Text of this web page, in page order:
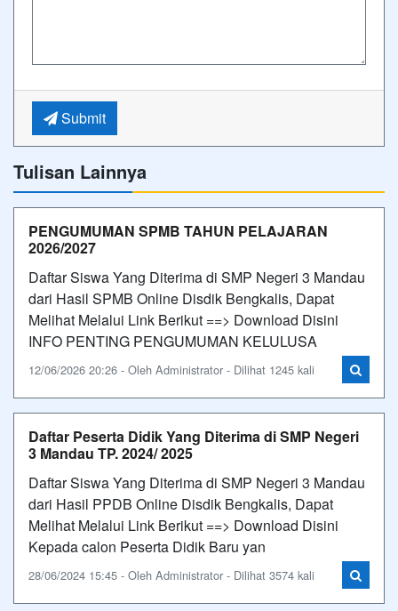
Submit
Tulisan Lainnya
PENGUMUMAN SPMB TAHUN PELAJARAN
2026/2027
Daftar Siswa Yang Diterima di SMP Negeri 3 Mandau
dari Hasil SPMB Online Disdik Bengkalis, Dapat
Melihat Melalui Link Berikut ==> Download Disini
INFO PENTING PENGUMUMAN KELULUSA
12/06/2026 20:26 - Oleh Administrator - Dilihat 1245 kali
Daftar Peserta Didik Yang Diterima di SMP Negeri
3 Mandau TP. 2024/ 2025
Daftar Siswa Yang Diterima di SMP Negeri 3 Mandau
dari Hasil PPDB Online Disdik Bengkalis, Dapat
Melihat Melalui Link Berikut ==> Download Disini
Kepada calon Peserta Didik Baru yan
28/06/2024 15:45 - Oleh Administrator - Dilihat 3574 kali